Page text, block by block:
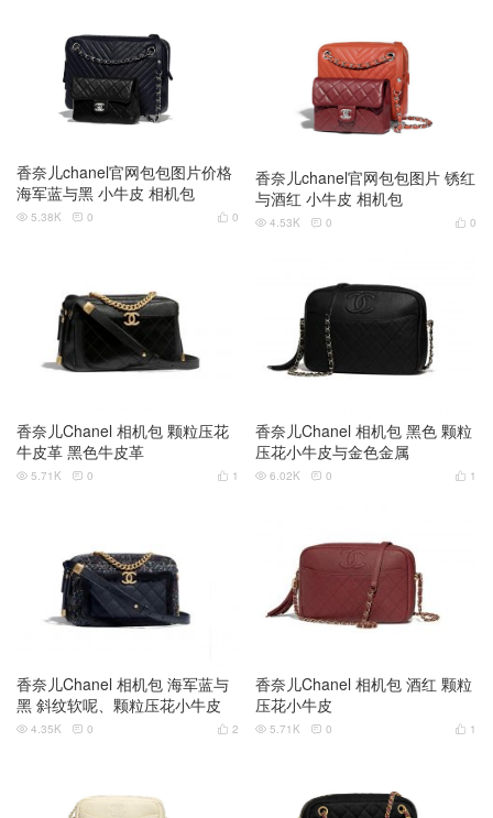
香奈儿chanel官网包包图片价格
海军蓝与黑 小牛皮 相机包
 0
 5.38K  0
香奈儿chanel官网包包图片 锈红
与酒红 小牛皮 相机包
 0
 4.53K  0
香奈儿Chanel 相机包 颗粒压花
牛皮革 黑色牛皮革
 1
 5.71K  0
香奈儿Chanel 相机包 黑色 颗粒
压花小牛皮与金色金属
 1
 6.02K  0
香奈儿Chanel 相机包 海军蓝与
黑 斜纹软呢、颗粒压花小牛皮
 2
 4.35K  0
香奈儿Chanel 相机包 酒红 颗粒
压花小牛皮
 1
 5.71K  0